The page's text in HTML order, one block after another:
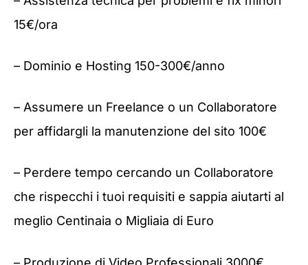
15€/ora
– Dominio e Hosting 150-300€/anno
– Assumere un Freelance o un Collaboratore
per affidargli la manutenzione del sito 100€
– Perdere tempo cercando un Collaboratore
che rispecchi i tuoi requisiti e sappia aiutarti al
meglio Centinaia o Migliaia di Euro